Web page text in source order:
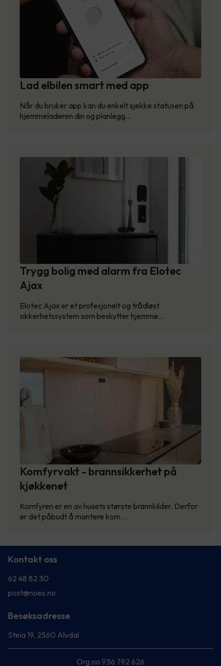
Lad elbilen smart med app
Når du bruker app kan du enkelt sjekke statusen på
hjemmeladeren din og planlegg…
Trygg bolig med alarm fra Elotec
Ajax
Elotec Ajax er et profesjonelt og trådløst
sikkerhetssystem som beskytter hjemme…
Komfyrvakt - brannsikkerhet på
kjøkkenet
Komfyren er en av husets største brannkilder. Derfor
er det påbudt å montere kom…
Kontakt oss
62 48 82 30
post@noes.no
Besøksadresse
Steia 19, 2560 Alvdal
Org.no 936 792 626